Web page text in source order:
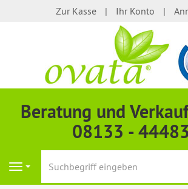
Zur Kasse Ihr Konto
Beratung und
08133 -
Navigation